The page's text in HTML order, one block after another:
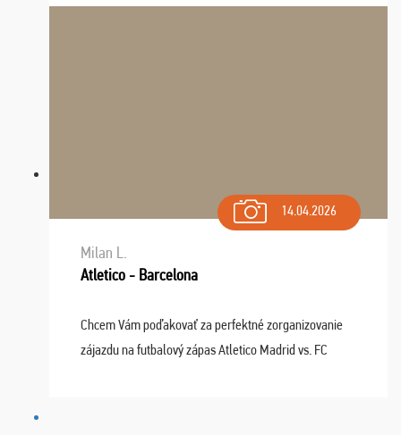
14.04.2026
Milan L.
Atletico - Barcelona
Chcem Vám poďakovať za perfektné zorganizovanie
zájazdu na futbalový zápas Atletico Madrid vs. FC